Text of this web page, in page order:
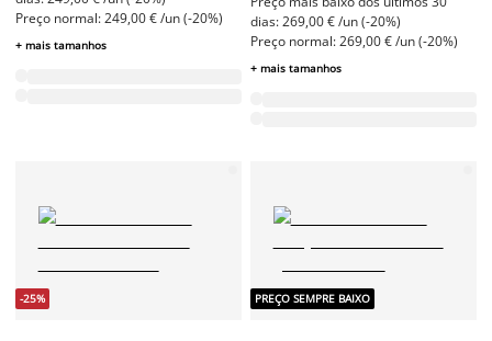
Preço normal: 249,00 € /un (-20%)
+ mais tamanhos
dias: 269,00 € /un (-20%)
Preço normal: 269,00 € /un (-20%)
+ mais tamanhos
-25% PREÇO SEMPRE BAIXO